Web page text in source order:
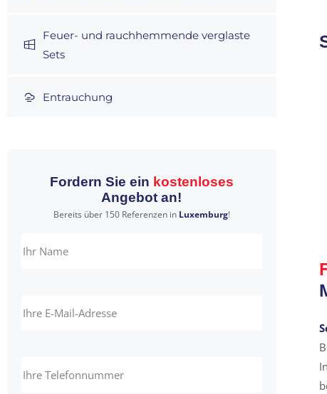
Feuer- und rauchhemmende verglaste
Sets
Entrauchung
Fordern Sie ein kostenloses
Angebot an!
Bereits über 150 Referenzen in Luxemburg!